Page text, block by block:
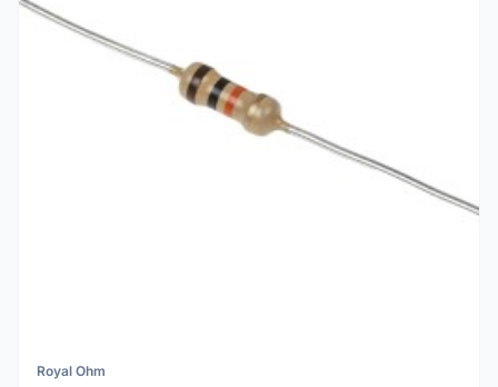
Royal Ohm